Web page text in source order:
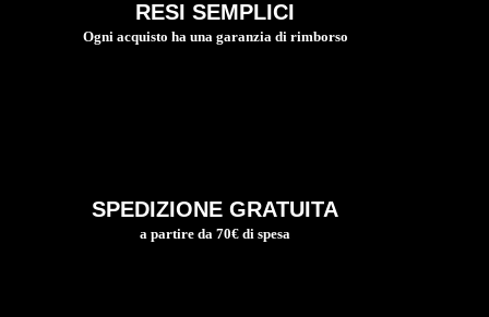
RESI SEMPLICI
Ogni acquisto ha una garanzia di rimborso
SPEDIZIONE GRATUITA
a partire da 70€ di spesa